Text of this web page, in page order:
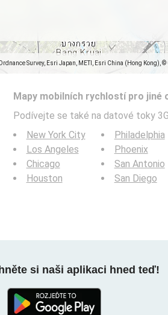
Survey, Esri Japan, METI, Esri China (Hong
Mapy mobilních rychlostí pro jiné
Podívejte se také na datové toky
New York City
Los Angeles
Chicago
Houston
Philadelphia
Phoenix
San Antonio
San Diego
si naši aplikaci hned teď!